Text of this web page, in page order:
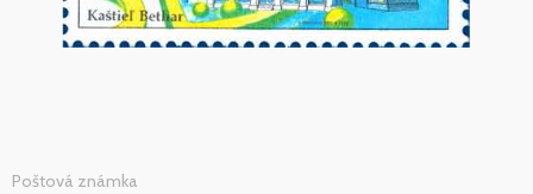
Poštová známka